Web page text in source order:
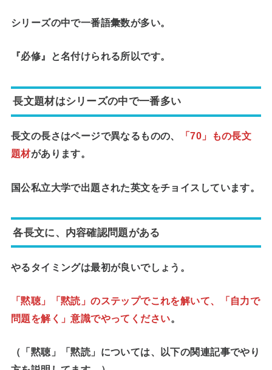
シリーズの中で一番語彙数が多い。
『必修』と名付けられる所以です。
長文題材はシリーズの中で一番多い
長文の長さはページで異なるものの、
「70」もの長文
題材があります。
国公私立大学で出題された英文をチョイスしています。
各長文に、内容確認問題がある
やるタイミングは最初が良いでしょう。
「黙聴」「黙読」のステップでこれを解いて、「自力で
問題を解く」意識でやってください。
（「黙聴」「黙読」については、以下の関連記事でやり